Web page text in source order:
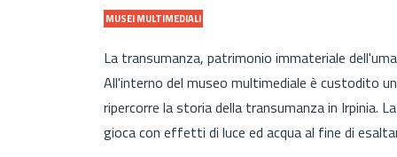
MUSEI MULTIMEDIALI
La transumanza, patrimonio immateriale
All'interno del museo multimediale è custodito
ripercorre la storia della transumanza in Irpinia.
gioca con effetti di luce ed acqua al fine di